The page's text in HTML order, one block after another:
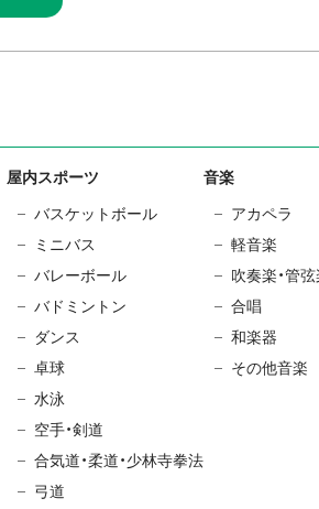
屋内スポーツ
バスケットボール
ミニバス
バレーボール
バドミントン
ダンス
卓球
水泳
空手・剣道
合気道・柔道・少林寺拳法
弓道
音楽
アカペラ
軽音楽
吹奏楽・管弦
合唱
和楽器
その他音楽